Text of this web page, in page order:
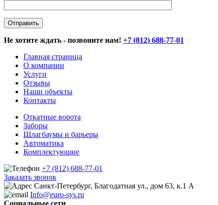
Не хотите ждать - позвоните нам! +7 (812) 688-77-01
Главная страница
О компании
Услуги
Отзывы
Наши объекты
Контакты
Откатные ворота
Заборы
Шлагбаумы и барьеры
Автоматика
Комплектующие
+7 (812) 688-77-01
Заказать звонок
Санкт-Петербург, Благодатная ул., дом 63, к.1 А
Info@euro-sys.ru
Социальные сети